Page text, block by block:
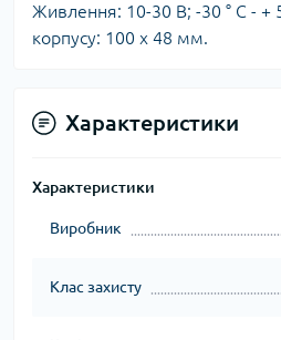
Живлення: 10-30 В; -30 ° C - +
корпусу: 100 х 48 мм.
Характеристики
Характеристики
Виробник
Клас захисту